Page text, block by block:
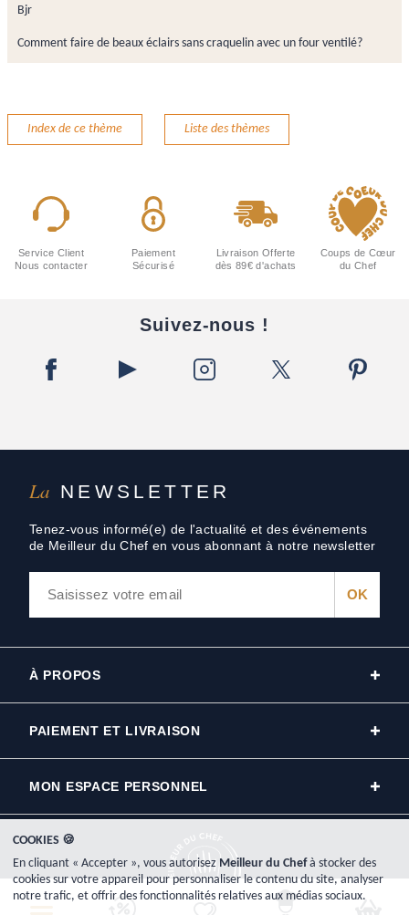
Bjr
Comment faire de beaux éclairs sans craquelin avec un four ventilé?
Index de ce thème Liste des thèmes
La NEWSLETTER
Tenez-vous informé(e) de l'actualité et des événements
de Meilleur du Chef en vous abonnant à notre newsletter
Service Client
Nous contacter
Paiement
Sécurisé
Livraison Offerte
dès 89€ d'achats
Coups de Cœur
du Chef
Suivez-nous !
À PROPOS
PAIEMENT ET LIVRAISON
MON ESPACE PERSONNEL
COOKIES 🍪
En cliquant « Accepter », vous autorisez Meilleur du Chefà stocker des
cookies sur votre appareil pour personnaliser le contenu du site, analyser
notre trafic, et offrir des fonctionnalités relatives aux médias sociaux.